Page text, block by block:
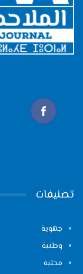
تصنيفات
جهوية
وطنية
محلية